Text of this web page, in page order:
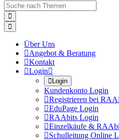


Über Uns
Angebot & Beratung
Kontakt
Login
Login
Kundenkonto Login
Registrieren bei
EduPage Login
RAAbits Login
Einzelkäufe &
Schulleitung Online